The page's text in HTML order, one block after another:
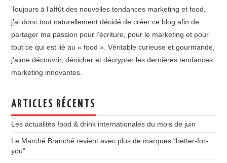
Toujours à l’affût des nouvelles tendances marketing et food,
j’ai donc tout naturellement décidé de créer ce blog afin de
partager ma passion pour l’écriture, pour le marketing et pour
tout ce qui est lié au « food ». Véritable curieuse et gourmande,
j’aime découvrir, dénicher et décrypter les dernières tendances
marketing innovantes.
ARTICLES RÉCENTS
Les actualités food & drink internationales du mois de juin
Le Marché Branché revient avec plus de marques “better-for-
you”